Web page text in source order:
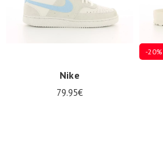
Nike
79.95€
-20%